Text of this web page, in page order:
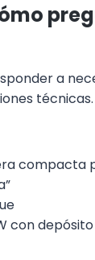
a
compacta
con depósito